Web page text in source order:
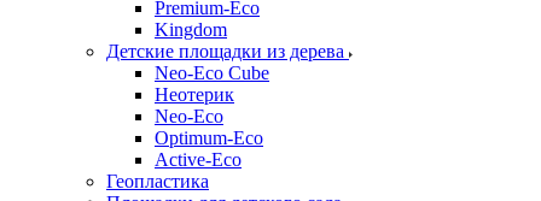
Premium-Eco
Kingdom
Детские площадки из дерева
Neo-Eco Cube
Неотерик
Neo-Eco
Оptimum-Еco
Active-Eco
Геопластика